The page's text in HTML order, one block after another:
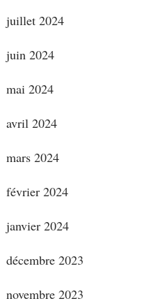
juillet 2024
juin 2024
mai 2024
avril 2024
mars 2024
février 2024
janvier 2024
décembre 2023
novembre 2023